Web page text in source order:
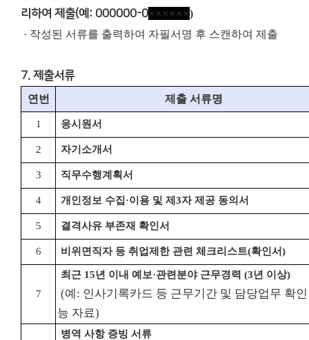
리하여 제출(예: 000000-0××××××)
· 작성된 서류를 출력하여 자필서명 후 스캔하여 제출
7. 제출서류
연번 제출 서류명
1 응시원서
2 자기소개서
3 직무수행계획서
4 개인정보 수집·이용 및 제3자 제공 동의서
5 결격사유 부존재 확인서
6 비위면직자 등 취업제한 관련 체크리스트(확인서)
7
최근 15년 이내 예보·관련분야 근무경력(3년 이상)
(예: 인사기록카드 등 근무기간 및 담당업무 확
능 자료)
병역 사항 증빙 서류